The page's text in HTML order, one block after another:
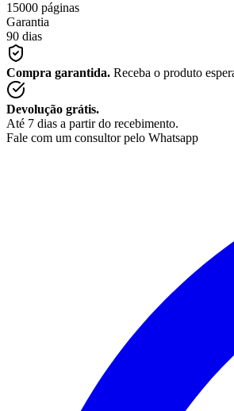
15000 páginas
Garantia
90 dias
Compra garantida. Receba o produto
Devolução grátis.
Até 7 dias a partir do recebimento.
Fale com um consultor pelo Whatsapp